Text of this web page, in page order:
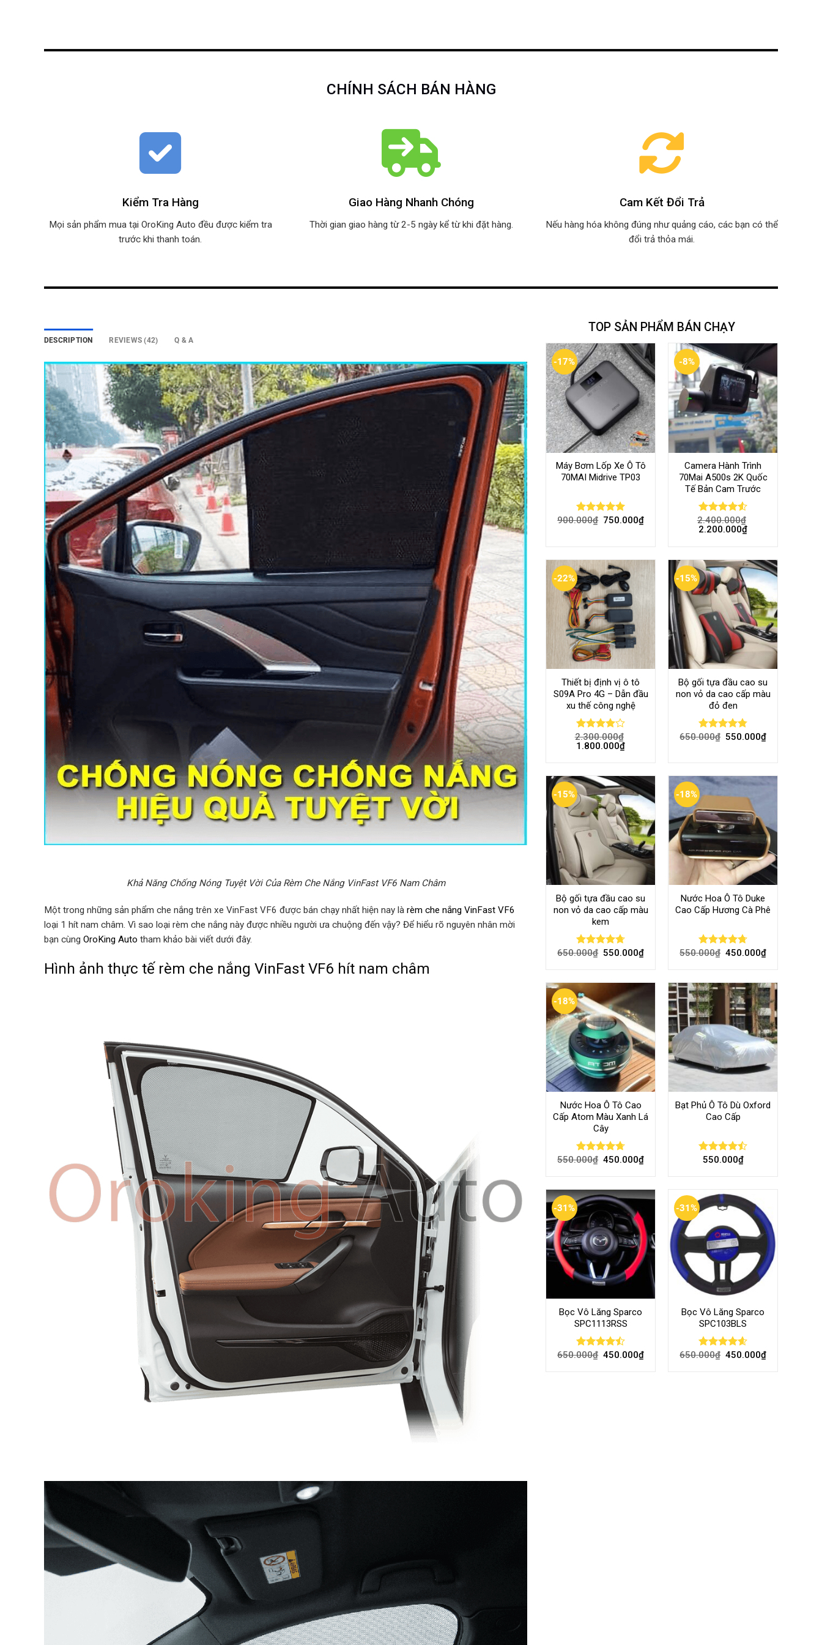
CHÍNH SÁCH BÁN HÀNG
Kiểm Tra Hàng
Mọi sản phẩm mua tại OroKing Auto đều được kiểm tra
trước khi thanh toán.
Giao Hàng Nhanh Chóng
Thời gian giao hàng từ 2-5 ngày kể từ khi đặt hàng.
Cam Kết Đổi Trả
Nếu hàng hóa không đúng như quảng cáo, các bạn có thể
đổi trả thỏa mái.
DESCRIPTION REVIEWS (42) Q & A
Khả Năng Chống Nóng Tuyệt Vời Của Rèm Che Nắng VinFast VF6 Nam Châm
Một trong những sản phẩm che nắng trên xe VinFast VF6 được bán chạy nhất hiện nay là rèm che nắng VinFast VF6
loại 1 hít nam châm. Vì sao loại rèm che nắng này được nhiều người ưa chuộng đến vậy? Để hiểu rõ nguyên nhân mời
bạn cùng OroKing Auto tham khảo bài viết dưới đây.
Hình ảnh thực tế rèm che nắng VinFast VF6 hít nam châm
TOP SẢN PHẨM BÁN CHẠY
-17%
Máy Bơm Lốp Xe Ô Tô
70MAI Midrive TP03
Rated 5.00
900.000₫ 750.000₫
-8%
Camera Hành Trình
70Mai A500s 2K Quốc
Tế Bản Cam Trước
Rated4.56
out of 5
2.400.000₫
2.200.000₫
-22%
Thiết bị định vị ô tô
S09A Pro 4G – Dẫn đầu
xu thế công nghệ
Rated
4.00out
2.300.000₫
1.800.000₫
-15%
Bộ gối tựa đầu cao su
non vỏ da cao cấp màu
đỏ đen
Rated4.80
650.000₫ 550.000₫
-15%
Bộ gối tựa đầu cao su
non vỏ da cao cấp màu
kem
Rated4.70
650.000₫ 550.000₫
-18%
Nước Hoa Ô Tô Duke
Cao Cấp Hương Cà Phê
Rated4.70
550.000₫ 450.000₫
-18%
Nước Hoa Ô Tô Cao
Cấp Atom Màu Xanh Lá
Cây
Rated4.70
550.000₫ 450.000₫
Bạt Phủ Ô Tô Dù Oxford
Cao Cấp
Rated
550.000₫
-31%
Bọc Vô Lăng Sparco
SPC1113RSS
Rated
650.000₫ 450.000₫
-31%
Bọc Vô Lăng Sparco
SPC103BLS
Rated4.57
650.000₫ 450.000₫